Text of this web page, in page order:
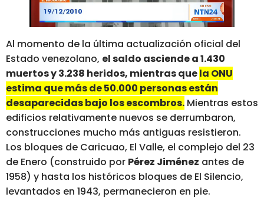
Al momento de la última actualización oficial del
Estado venezolano, el saldo asciende a 1.430
muertos y 3.238 heridos, mientras quela ONU
estima que más de 50.000 personas están
desaparecidas bajo los escombros. Mientras estos
edificios relativamente nuevos se derrumbaron,
construcciones mucho más antiguas resistieron.
Los bloques de Caricuao, El Valle, el complejo del 23
de Enero (construido por Pérez Jiménez antes de
1958) y hasta los históricos bloques de El Silencio,
levantados en 1943, permanecieron en pie.